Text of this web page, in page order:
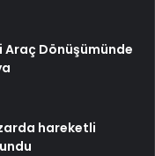
Araç Dönüşümünde
hareketli